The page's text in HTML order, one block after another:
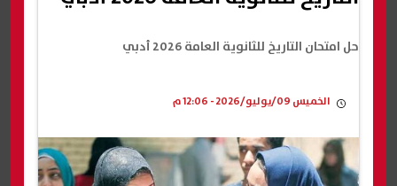
حل امتحان التاريخ للثانوية العامة 2026 أدبي
الخميس 09/يوليو/2026 - 12:06 م